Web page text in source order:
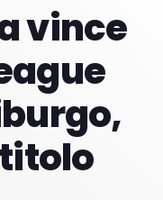
vince